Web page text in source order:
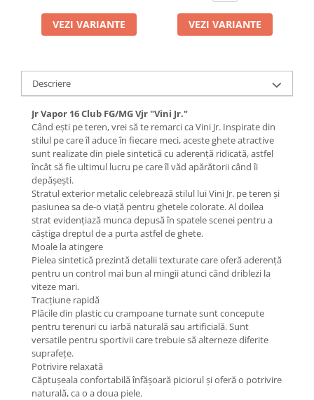
VEZI VARIANTE VEZI VARIANTE
Descriere
Jr Vapor 16 Club FG/MG Vjr "Vini Jr."
Când ești pe teren, vrei să te remarci ca Vini Jr. Inspirate din
stilul pe care îl aduce în fiecare meci, aceste ghete atractive
sunt realizate din piele sintetică cu aderență ridicată, astfel
încât să fie ultimul lucru pe care îl văd apărătorii când îi
depășești.
Stratul exterior metalic celebrează stilul lui Vini Jr. pe teren și
pasiunea sa de-o viață pentru ghetele colorate. Al doilea
strat evidențiază munca depusă în spatele scenei pentru a
câștiga dreptul de a purta astfel de ghete.
Moale la atingere
Pielea sintetică prezintă detalii texturate care oferă aderență
pentru un control mai bun al mingii atunci când driblezi la
viteze mari.
Tracțiune rapidă
Plăcile din plastic cu crampoane turnate sunt concepute
pentru terenuri cu iarbă naturală sau artificială. Sunt
versatile pentru sportivii care trebuie să alterneze diferite
suprafețe.
Potrivire relaxată
Căptușeala confortabilă înfășoară piciorul și oferă o potrivire
naturală, ca o a doua piele.